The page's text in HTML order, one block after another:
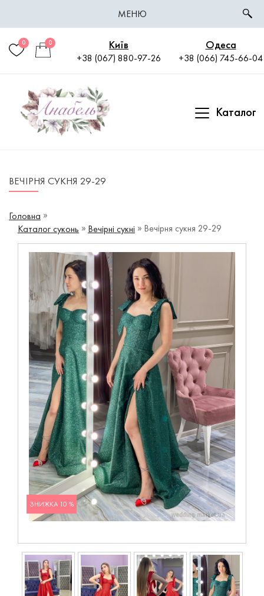
МЕНЮ
Київ
+38 (067) 880-97-26
Одеса
+38 (066) 745-66-04
0 0
Каталог
ВЕЧІРНЯ СУКНЯ 29-29
Головна
Каталог суконь
Вечірні сукні Вечірня сукня 29-29
ЗНИЖКА 10 %